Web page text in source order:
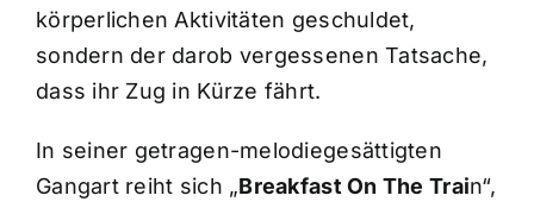
körperlichen Aktivitäten geschuldet,
sondern der darob vergessenen Tatsache,
dass ihr Zug in Kürze fährt.
In seiner getragen-melodiegesättigten
Gangart reiht sich „Breakfast On The Train“,